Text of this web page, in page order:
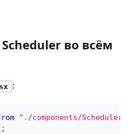
во всём
:
"./components/Scheduler"
;